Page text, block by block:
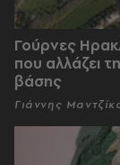
Γούρνες
που αλλάζει
βάσης
Γιάννης